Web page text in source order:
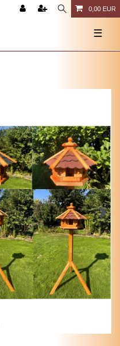
0,00 EUR
☰